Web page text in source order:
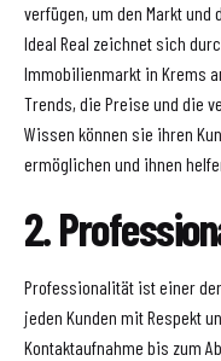
verfügen, um den Markt
Ideal Real zeichnet sich
Immobilienmarkt in Krems
Trends, die Preise und die
Wissen können sie ihren
ermöglichen und ihnen
2.
Professionalität ist einer
jeden Kunden mit Respekt
Kontaktaufnahme bis zum